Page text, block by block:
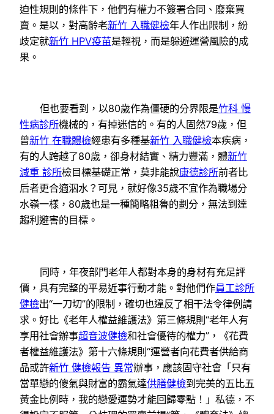
迫性規則的條件下，他們有權力不簽署合同、廢棄買
賣。是以，對高齡老新竹 入職健檢年人作出限制，紛
歧定就新竹 HPV疫苗是輕視，而是躲避運營風險的成
果。
但也要看到，以80歲作為僵硬的分界限是竹科 慢
性病診所機械的，有掉迷信的。有的人固然79歲，但
曾新竹 在職體檢經患有多種基新竹 入職健檢本疾病，
有的人跨越了80歲，卻身材結實、精力豐滿，體新竹
減重 診所檢目標基礎正常，莫非能說康德診所前者比
后者更合適泅水？可見，就好像35歲不宜作為職場分
水嶺一樣，80歲也是一種簡略粗魯的劃分，無法到達
趨利避害的目標。
同時，年夜部門老年人都對本身的身材有充足評
價，具有完整的平易近事行動才能。對他們作員工診所
健檢出“一刀切”的限制，確切也違反了相干法令律例請
求。好比《老年人權益維護法》第三條規則“老年人有
享用社會辦事超音波健檢和社會優待的權力”，《花費
者權益維護法》第十六條規則“運營者向花費者供給商
品或許新竹 健檢報告 異常辦事，應該固守社會「只有
當單戀的傻氣與財富的霸氣達供膳健檢到完美的五比五
黃金比例時，我的戀愛運勢才能回歸零點！」私德，不